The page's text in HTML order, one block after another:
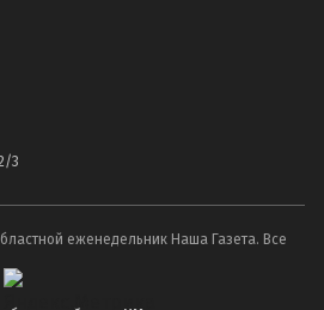
3
еженедельник Наша Газета. Все